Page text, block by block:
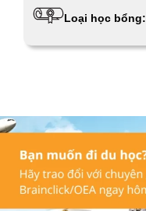
Loại học bổng: